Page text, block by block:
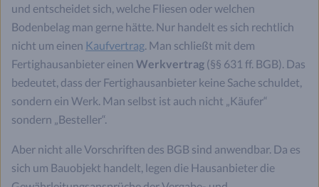
und entscheidet sich, welche Fliesen oder welchen
Bodenbelag man gerne hätte. Nur handelt es sich rechtlich
nicht um einen Kaufvertrag. Man schließt mit dem
Fertighausanbieter einen Werkvertrag (§§ 631 ff. BGB). Das
bedeutet, dass der Fertighausanbieter keine Sache schuldet,
sondern ein Werk. Man selbst ist auch nicht „Käufer“
sondern „Besteller“.
Aber nicht alle Vorschriften des BGB sind anwendbar. Da es
sich um Bauobjekt handelt, legen die Hausanbieter die